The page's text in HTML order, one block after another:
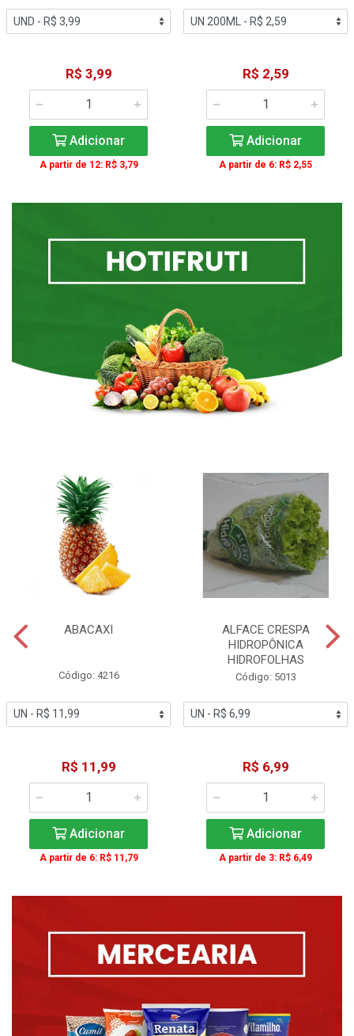
R$ 3,99
Adicionar
A partir de 12: R$ 3,79
R$ 2,59
Adicionar
A partir de 6: R$ 2,55
ABACAXI
Código: 4216
R$ 11,99
Adicionar
A partir de 6: R$ 11,79
ALFACE CRESPA
HIDROPÔNICA
HIDROFOLHAS
Código: 5013
R$ 6,99
Adicionar
A partir de 3: R$ 6,49